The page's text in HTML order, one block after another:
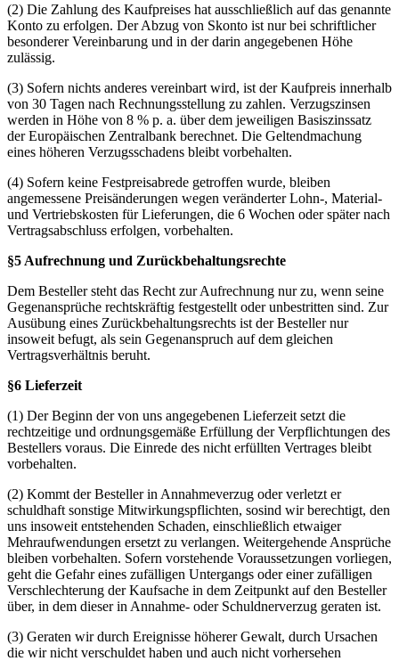
(2) Die Zahlung des Kaufpreises hat ausschließlich auf das genannte
Konto zu erfolgen. Der Abzug von Skonto ist nur bei schriftlicher
besonderer Vereinbarung und in der darin angegebenen Höhe
zulässig.
(3) Sofern nichts anderes vereinbart wird, ist der Kaufpreis innerhalb
von 30 Tagen nach Rechnungsstellung zu zahlen. Verzugszinsen
werden in Höhe von 8 % p. a. über dem jeweiligen Basiszinssatz
der Europäischen Zentralbank berechnet. Die Geltendmachung
eines höheren Verzugsschadens bleibt vorbehalten.
(4) Sofern keine Festpreisabrede getroffen wurde, bleiben
angemessene Preisänderungen wegen veränderter Lohn-, Material-
und Vertriebskosten für Lieferungen, die 6 Wochen oder später nach
Vertragsabschluss erfolgen, vorbehalten.
§5 Aufrechnung und Zurückbehaltungsrechte
Dem Besteller steht das Recht zur Aufrechnung nur zu, wenn seine
Gegenansprüche rechtskräftig festgestellt oder unbestritten sind. Zur
Ausübung eines Zurückbehaltungsrechts ist der Besteller nur
insoweit befugt, als sein Gegenanspruch auf dem gleichen
Vertragsverhältnis beruht.
§6 Lieferzeit
(1) Der Beginn der von uns angegebenen Lieferzeit setzt die
rechtzeitige und ordnungsgemäße Erfüllung der Verpflichtungen des
Bestellers voraus. Die Einrede des nicht erfüllten Vertrages bleibt
vorbehalten.
(2) Kommt der Besteller in Annahmeverzug oder verletzt er
schuldhaft sonstige Mitwirkungspflichten, sosind wir berechtigt, den
uns insoweit entstehenden Schaden, einschließlich etwaiger
Mehraufwendungen ersetzt zu verlangen. Weitergehende Ansprüche
bleiben vorbehalten. Sofern vorstehende Voraussetzungen vorliegen,
geht die Gefahr eines zufälligen Untergangs oder einer zufälligen
Verschlechterung der Kaufsache in dem Zeitpunkt auf den Besteller
über, in dem dieser in Annahme- oder Schuldnerverzug geraten ist.
(3) Geraten wir durch Ereignisse höherer Gewalt, durch Ursachen
die wir nicht verschuldet haben und auch nicht vorhersehen